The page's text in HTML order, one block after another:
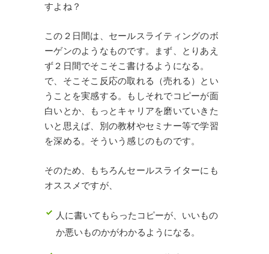
すよね？
この２日間は、セールスライティングのボ
ーゲンのようなものです。まず、とりあえ
ず２日間でそこそこ書けるようになる。
で、そこそこ反応の取れる（売れる）とい
うことを実感する。もしそれでコピーが面
白いとか、もっとキャリアを磨いていきた
いと思えば、別の教材やセミナー等で学習
を深める。そういう感じのものです。
そのため、もちろんセールスライターにも
オススメですが、
人に書いてもらったコピーが、いいもの
か悪いものかがわかるようになる。